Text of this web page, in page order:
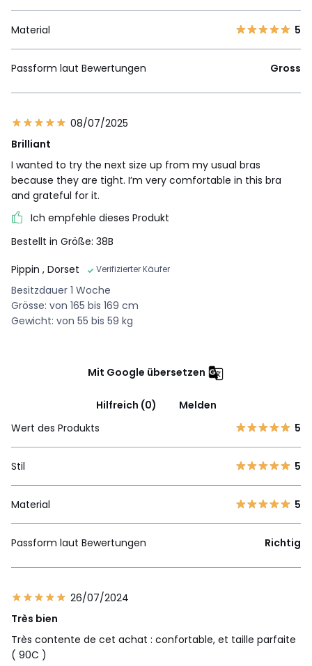
Material 5
Passform laut Bewertungen Gross
08/07/2025
Brilliant
I wanted to try the next size up from my usual bras
because they are tight. I’m very comfortable in this bra
and grateful for it.
Ich empfehle dieses Produkt
Bestellt in Größe: 38B
Pippin , Dorset Verifizierter Käufer
Besitzdauer 1 Woche
Grösse: von 165 bis 169 cm
Gewicht: von 55 bis 59 kg
Mit Google übersetzen
Hilfreich (0)
Melden
Wert des Produkts
5
Stil 5
Material 5
Passform laut Bewertungen Richtig
26/07/2024
Très bien
Très contente de cet achat : confortable, et taille parfaite
( 90C )